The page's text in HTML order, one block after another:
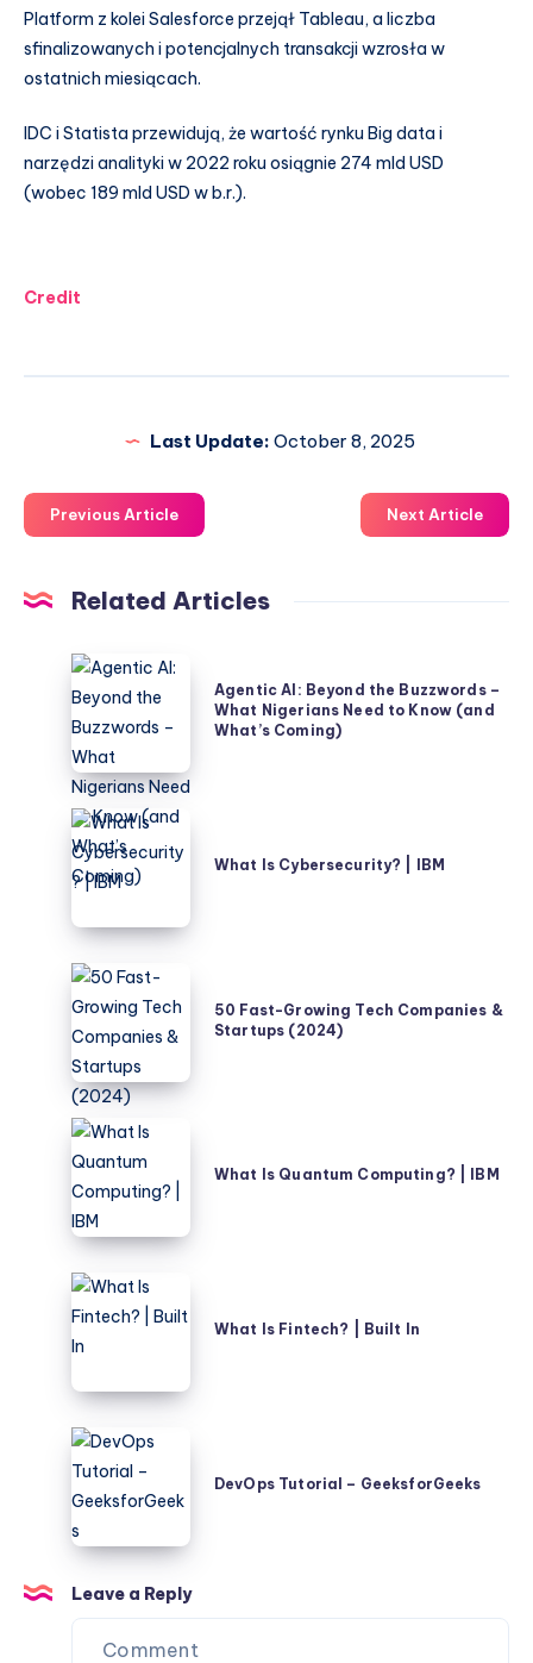
Platform z kolei Salesforce przejął Tableau, a liczba
sfinalizowanych i potencjalnych transakcji wzrosła w
ostatnich miesiącach.
IDC i Statista przewidują, że wartość rynku Big data i
narzędzi analityki w 2022 roku osiągnie 274 mld USD
(wobec 189 mld USD w b.r.).
Credit
Last Update: October 8, 2025
Previous Article Next Article
Related Articles
Agentic
AI:
Beyond
the
Buzzwords
–
What
Nigerians
to
Know
Agentic AI: Beyond the Buzzwords –
What Nigerians Need to Know (and
What’s Coming)
What
Is
Cybersecurity?
IBM
What Is Cybersecurity? | IBM
50
Fast-
Growing
Tech
Companies
&
Startups
(2024)
50 Fast-Growing Tech Companies &
Startups (2024)
What
Is
Quantum
Computing?
IBM
What Is Quantum Computing? | IBM
What
Is
Fintech?
Built
In
What Is Fintech? | Built In
DevOps
Tutorial
–
GeeksforGeeks
DevOps Tutorial – GeeksforGeeks
Leave a Reply